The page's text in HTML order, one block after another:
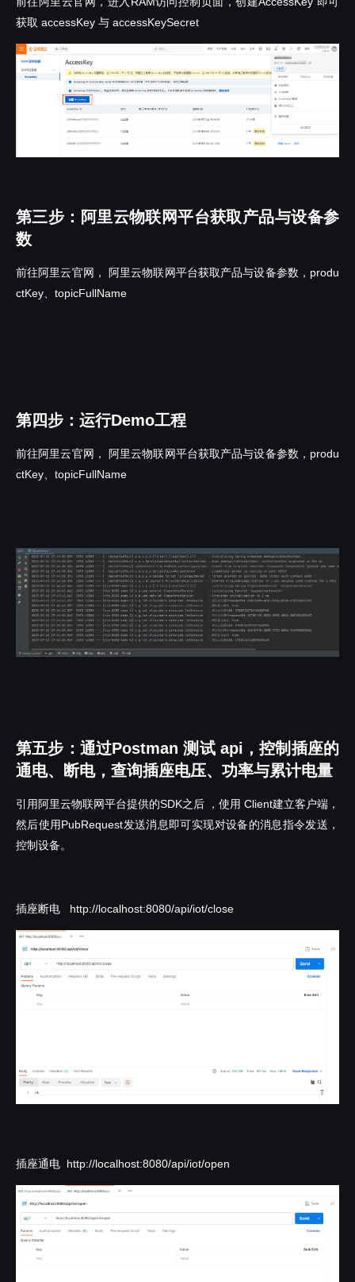
获取 accessKey 与 accessKeySecret
第三步：阿里云物联网平台获取产品与设备参
数
前往阿里云官网， 阿里云物联网平台获取产品与设备参数，produ
ctKey、topicFullName
第四步：运行Demo工程
前往阿里云官网， 阿里云物联网平台获取产品与设备参数，produ
ctKey、topicFullName
第五步：通过Postman 测试 api，控制插座的
通电、断电，查询插座电压、功率与累计电量
引用阿里云物联网平台提供的SDK之后 ，使用 Client建立客户端，
然后使用PubRequest发送消息即可实现对设备的消息指令发送，
控制设备。
插座断电 http://localhost:8080/api/iot/close
插座通电 http://localhost:8080/api/iot/open